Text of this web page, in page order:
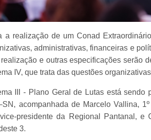
a realização de um Conad
administrativas, financeiras e
e outras especificações serão
IV, que trata das questões
III - Plano Geral de Lutas está sendo
acompanhada de Marcelo Vallina,
presidente da Regional Pantanal, e
3.